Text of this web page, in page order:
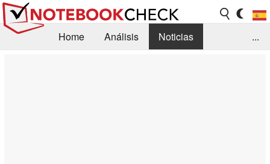
Home Análisis
Noticias
...